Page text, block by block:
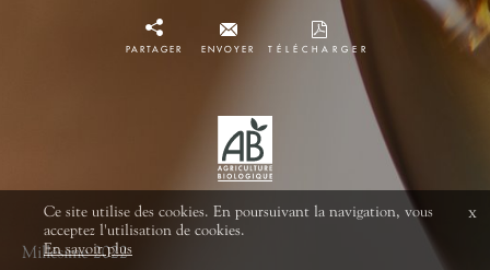
PARTAGER ENVOYER TÉLÉCHARGER
Millésime 2022
Ce site utilise des cookies. En poursuivant la navigation, vous
acceptez l'utilisation de cookies.
En savoir plus
x